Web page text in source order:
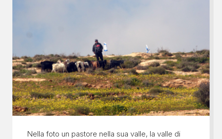
Nella foto un pastore nella sua valle, la valle di